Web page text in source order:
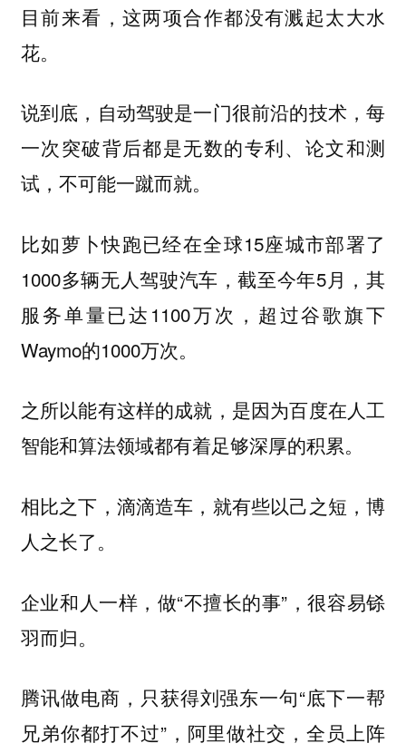
目前来看，这两项合作都没有溅起太大水
花。
说到底，自动驾驶是一门很前沿的技术，每
一次突破背后都是无数的专利、论文和测
试，不可能一蹴而就。
比如萝卜快跑已经在全球15座城市部署了
1000多辆无人驾驶汽车，截至今年5月，其
服务单量已达1100万次，超过谷歌旗下
Waymo的1000万次。
之所以能有这样的成就，是因为百度在人工
智能和算法领域都有着足够深厚的积累。
相比之下，滴滴造车，就有些以己之短，博
人之长了。
企业和人一样，做“不擅长的事”，很容易铩
羽而归。
腾讯做电商，只获得刘强东一句“底下一帮
兄弟你都打不过”，阿里做社交，全员上阵